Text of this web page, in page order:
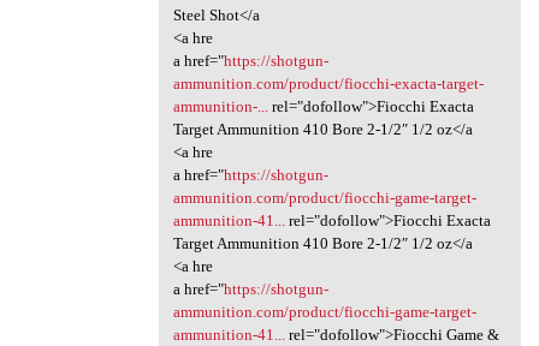
Steel Shot</a
<a hre
a href="https://shotgun-
ammunition.com/product/fiocchi-exacta-target-
ammunition-...rel="dofollow">Fiocchi Exacta
Target Ammunition 410 Bore 2-1/2″ 1/2 oz</a
<a hre
a href="https://shotgun-
ammunition.com/product/fiocchi-game-target-
ammunition-41...rel="dofollow">Fiocchi Exacta
Target Ammunition 410 Bore 2-1/2″ 1/2 oz</a
<a hre
a href="https://shotgun-
ammunition.com/product/fiocchi-game-target-
ammunition-41...rel="dofollow">Fiocchi Game &